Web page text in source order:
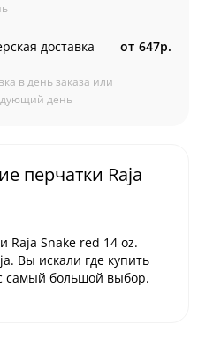
доставка
в день заказа или
день
от 647р.
перчатки Raja
Raja Snake red 14 oz.
Вы искали где купить
самый большой выбор.